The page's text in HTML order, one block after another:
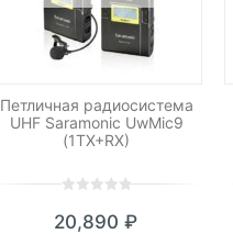
Петличная радиосистема
UHF Saramonic UwMic9
(1TX+RX)
out
20,890 ₽